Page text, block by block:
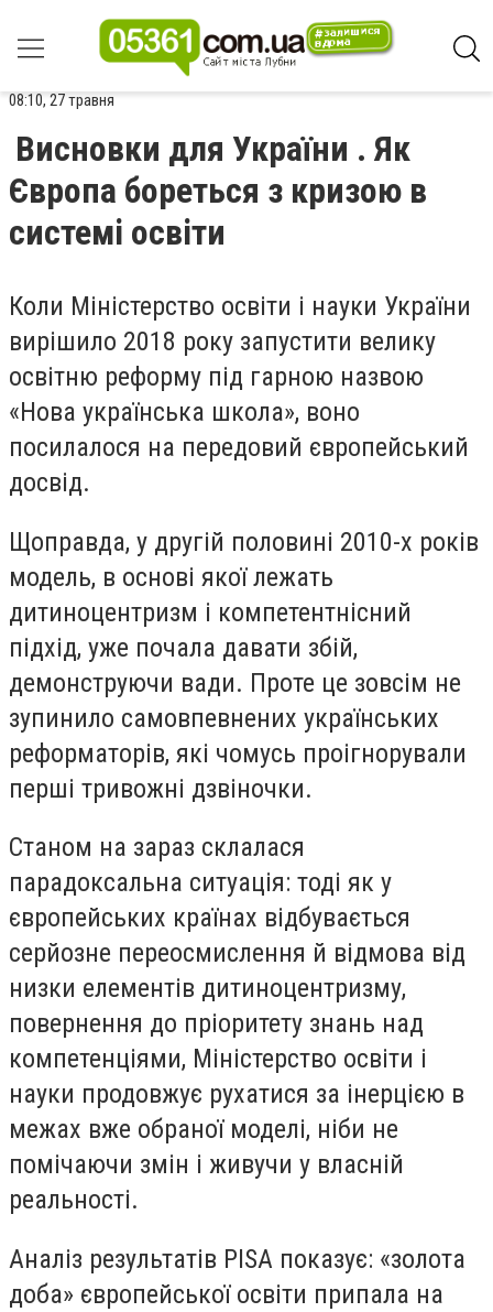
08:10, 27 травня
Висновки для України . Як
Європа бореться з кризою в
системі освіти
Коли Міністерство освіти і науки України
вирішило 2018 року запустити велику
освітню реформу під гарною назвою
«Нова українська школа», воно
посилалося на передовий європейський
досвід.
Щоправда, у другій половині 2010-х років
модель, в основі якої лежать
дитиноцентризм і компетентнісний
підхід, уже почала давати збій,
демонструючи вади. Проте це зовсім не
зупинило самовпевнених українських
реформаторів, які чомусь проігнорували
перші тривожні дзвіночки.
Станом на зараз склалася
парадоксальна ситуація: тоді як у
європейських країнах відбувається
серйозне переосмислення й відмова від
низки елементів дитиноцентризму,
повернення до пріоритету знань над
компетенціями, Міністерство освіти і
науки продовжує рухатися за інерцією в
межах вже обраної моделі, ніби не
помічаючи змін і живучи у власній
реальності.
Аналіз результатів PISA показує: «золота
доба» європейської освіти припала на